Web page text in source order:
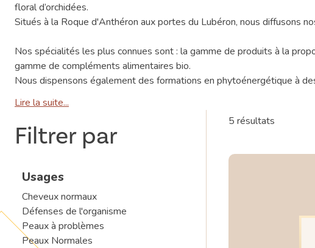
floral d’orchidées.
Situés à la Roque d'Anthéron aux portes du Lubéron, nous diffusons
Nos spécialités les plus connues sont : la gamme de produits à la
gamme de compléments alimentaires bio.
Nous dispensons également des formations en phytoénergétique à
Lire la suite...
Filtrer par
Usages
Cheveux normaux
Défenses de l'organisme
Peaux à problèmes
Peaux Normales
5 résultats